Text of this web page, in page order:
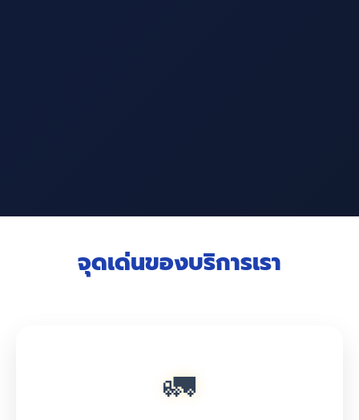
จุดเด่นของบริการเรา
🚛